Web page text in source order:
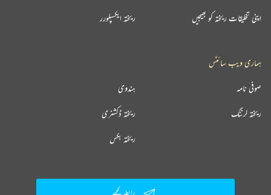
اپنی تخلیقات ریختہ کو بھیجیں ریختہ ایکسپلورر
ہماری ویب سائٹس
ہندوی صوفی نامہ
ریختہ ڈکشنری ریختہ لرننگ
ریختہ بکس
رابطہ کیجیے